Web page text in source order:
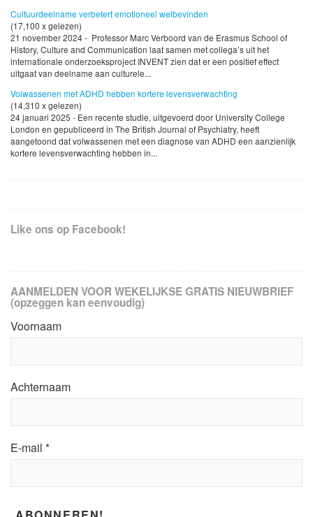
Cultuurdeelname verbetert emotioneel welbevinden
(17,100 x gelezen)
21 november 2024 - Professor Marc Verboord van de Erasmus School of
History, Culture and Communication laat samen met collega’s uit het
internationale onderzoeksproject INVENT zien dat er een positief effect
uitgaat van deelname aan culturele...
Volwassenen met ADHD hebben kortere levensverwachting
(14,310 x gelezen)
24 januari 2025 - Een recente studie, uitgevoerd door University College
London en gepubliceerd in The British Journal of Psychiatry, heeft
aangetoond dat volwassenen met een diagnose van ADHD een aanzienlijk
kortere levensverwachting hebben in...
Like ons op Facebook!
AANMELDEN VOOR WEKELIJKSE GRATIS NIEUWBRIEF
(opzeggen kan eenvoudig)
Voornaam
Achternaam
E-mail *